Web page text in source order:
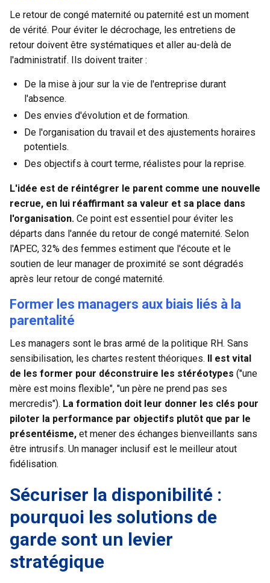
Le retour de congé maternité ou paternité est un moment
de vérité. Pour éviter le décrochage, les entretiens de
retour doivent être systématiques et aller au-delà de
l'administratif. Ils doivent traiter :
De la mise à jour sur la vie de l'entreprise durant
l'absence.
Des envies d'évolution et de formation.
De l'organisation du travail et des ajustements horaires
potentiels.
Des objectifs à court terme, réalistes pour la reprise.
L'idée est de réintégrer le parent comme une nouvelle
recrue, en lui réaffirmant sa valeur et sa place dans
l'organisation. Ce point est essentiel pour éviter les
départs dans l'année du retour de congé maternité. Selon
l'APEC, 32% des femmes estiment que l'écoute et le
soutien de leur manager de proximité se sont dégradés
après leur retour de congé maternité.
Former les managers aux biais liés à la
parentalité
Les managers sont le bras armé de la politique RH. Sans
sensibilisation, les chartes restent théoriques. Il est vital
de les former pour déconstruire les stéréotypes ("une
mère est moins flexible", "un père ne prend pas ses
mercredis"). La formation doit leur donner les clés pour
piloter la performance par objectifs plutôt que par le
présentéisme, et mener des échanges bienveillants sans
être intrusifs. Un manager inclusif est le meilleur atout
fidélisation.
Sécuriser la disponibilité :
pourquoi les solutions de
garde sont un levier
stratégique